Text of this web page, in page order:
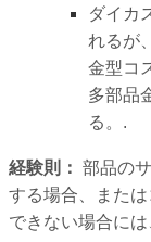
ダイカ
れるが
金型コ
多部品
る。.
経験則： 部品の
する場合、また
できない場合に